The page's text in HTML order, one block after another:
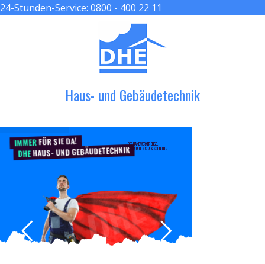
24-Stunden-Service: 0800 - 400 22 11
Haus- und Gebäudetechnik
IMMERFÜR SIE DA!
DHEHAUS- UND GEBÄUDETECHNIK
DER HANDWERKER ENGEL
GRÖßER, BESSER & SCHNELLER